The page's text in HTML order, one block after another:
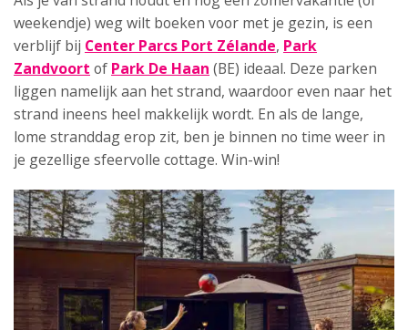
weekendje) weg wilt boeken voor met je gezin, is een
verblijf bij Center Parcs Port Zélande, Park
Zandvoort of Park De Haan (BE) ideaal. Deze parken
liggen namelijk aan het strand, waardoor even naar het
strand ineens heel makkelijk wordt. En als de lange,
lome stranddag erop zit, ben je binnen no time weer in
je gezellige sfeervolle cottage. Win-win!